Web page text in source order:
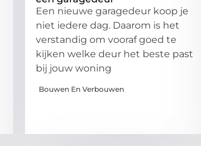
Een nieuwe garagedeur koop je
niet iedere dag. Daarom is het
verstandig om vooraf goed te
kijken welke deur het beste past
bij jouw woning
Bouwen En Verbouwen